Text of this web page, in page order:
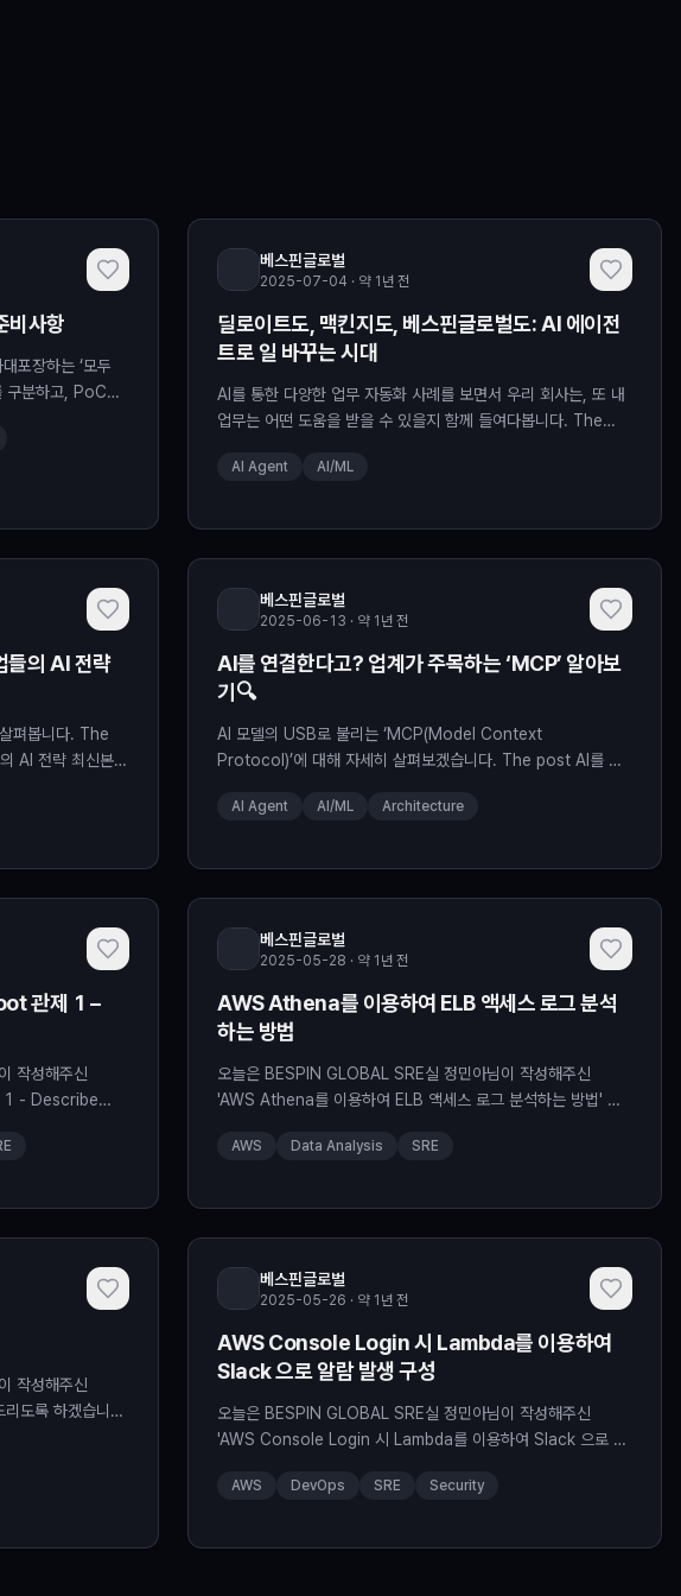
포장하는 ‘모두
구분하고, PoC로
를 현실적인
베스핀글로벌
2025-07-04 · 약 1년 전
딜로이트도, 맥킨지도, 베스핀글로벌도: AI 에이전
트로 일 바꾸는 시대
AI를 통한 다양한 업무 자동화 사례를 보면서 우리 회사는, 또 내
업무는 어떤 도움을 받을 수 있을지 함께 들여다봅니다. The
바꾸는 시대 appeared first on BESPIN Tech Blog.
AI Agent AI/ML
들의 AI 전략
펴봅니다. The
AI 전략 최신본
베스핀글로벌
2025-06-13 · 약 1년 전
AI를 연결한다고? 업계가 주목하는 ‘MCP’ 알아보
기🔍
AI 모델의 USB로 불리는 ‘MCP(Model Context
Protocol)’에 대해 자세히 살펴보겠습니다. The post AI를 연
on BESPIN Tech Blog.
AI Agent AI/ML Architecture
관제 1 –
작성해주신
1 - Describe
– Describe
베스핀글로벌
2025-05-28 · 약 1년 전
AWS Athena를 이용하여 ELB 액세스 로그 분석
하는 방법
오늘은 BESPIN GLOBAL SRE실 정민아님이 작성해주신
'AWS Athena를 이용하여 ELB 액세스 로그 분석하는 방법' 에
이용하여 ELB 액세스 로그 분석하는 방법 appeared first on
AWS Data Analysis SRE
작성해주신
도록 하겠습니다.
베스핀글로벌
2025-05-26 · 약 1년 전
AWS Console Login 시 Lambda를 이용하여
Slack 으로 알람 발생 구성
오늘은 BESPIN GLOBAL SRE실 정민아님이 작성해주신
'AWS Console Login 시 Lambda를 이용하여 Slack 으로 알
AWS Console Login 시 Lambda를 이용하여 Slack 으로 알
AWS DevOps SRE Security